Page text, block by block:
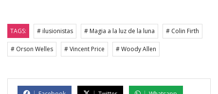
TAGS: # ilusionistas # Magia a la luz de la luna # Colin Firth
# Orson Welles # Vincent Price # Woody Allen